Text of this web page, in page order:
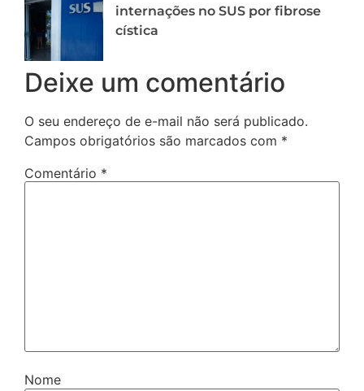
internações no SUS por fibrose
cística
Deixe um comentário
O seu endereço de e-mail não será publicado.
Campos obrigatórios são marcados com *
Comentário *
Nome